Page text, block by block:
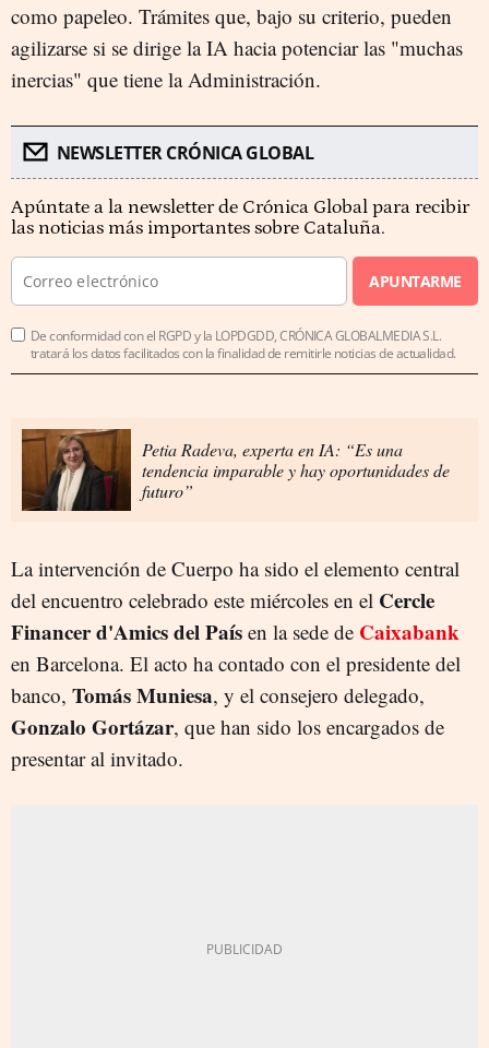
como papeleo. Trámites que, bajo su criterio, pueden
agilizarse si se dirige la IA hacia potenciar las "muchas
inercias" que tiene la Administración.
NEWSLETTER CRÓNICA GLOBAL
Apúntate a la newsletter de Crónica Global para recibir
las noticias más importantes sobre Cataluña.
APUNTARME
De conformidad con el RGPD y la LOPDGDD, CRÓNICA GLOBALMEDIA S.L.
tratará los datos facilitados con la finalidad de remitirle noticias de actualidad.
Petia Radeva, experta en IA: “Es una
tendencia imparable y hay oportunidades de
futuro”
La intervención de Cuerpo ha sido el elemento central
del encuentro celebrado este miércoles en el Cercle
Financer d'Amics del País en la sede de Caixabank
en Barcelona. El acto ha contado con el presidente del
banco, Tomás Muniesa, y el consejero delegado,
Gonzalo Gortázar, que han sido los encargados de
presentar al invitado.